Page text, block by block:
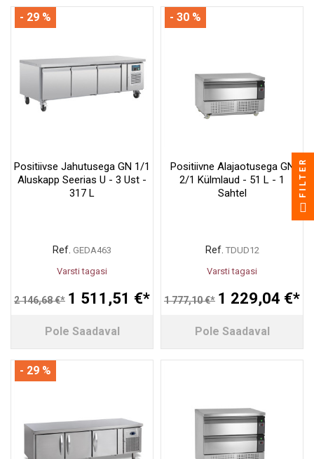
Positiivse Jahutusega GN 1/1
Aluskapp Seerias U - 3 Ust -
317 L
Ref. GEDA463
Varsti tagasi
2 146,68 €* 1 511,51 €*
- 29 %
Pole Saadaval
Positiivne Alajaotusega GN
2/1 Külmlaud - 51 L - 1
Sahtel
Ref. TDUD12
Varsti tagasi
1 777,10 €* 1 229,04 €*
- 30 %
Pole Saadaval
- 29 %
FILTER